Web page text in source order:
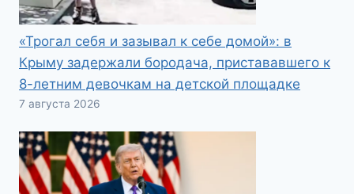
«Трогал себя и зазывал к себе домой»: в
Крыму задержали бородача, пристававшего к
8-летним девочкам на детской площадке
7 августа 2026